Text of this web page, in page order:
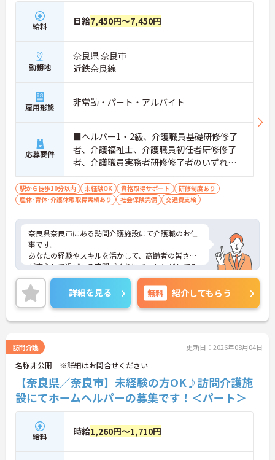
給料 日給7,450円～7,450円
勤務地
奈良県 奈良市
近鉄奈良線
雇用形態 非常勤・パート・アルバイト
応募要件
■ヘルパー1・2級、介護職員基礎研修修了
者、介護福祉士、介護職員初任者研修修了
者、介護職員実務者研修修了者のいずれか
の資格 ■普通自動車運転免許（AT限定可）
必須 ■簡単なＰＣスキル（ワード・エクセ
ルなど） ■未経験の方OK
駅から徒歩10分以内 未経験OK 資格取得サポート
研修制度あり
産休･育休･介護休暇取得実績あり
社会保険完備 交通費支給
奈良県奈良市にある訪問介護施設にて介護職のお仕
事です。
あなたの経験やスキルを活かして、高齢者の皆さま
が安心して過ごせる空間づくりにチャレンジしてみ
ませんか？
ご興味ある方には、面接対策ポイントなど、さらに
詳細をお話しいたしますのでお気軽にご相談くださ
い。
詳細を見る 無料 紹介してもらう
訪問介護 更新日：2026年08月04日
名称非公開 ※詳細はお問合せください
【奈良県／奈良市】未経験の方OK♪訪問介護施
設にてホームヘルパーの募集です！＜パート＞
給料 時給1,260円～1,710円